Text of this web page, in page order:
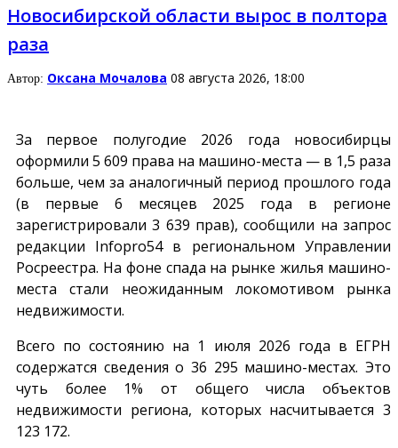
Новосибирской области вырос в полтора
раза
Автор: Оксана Мочалова 08 августа 2026, 18:00
За первое полугодие 2026 года новосибирцы
оформили 5 609 права на машино-места — в 1,5 раза
больше, чем за аналогичный период прошлого года
(в первые 6 месяцев 2025 года в регионе
зарегистрировали 3 639 прав), сообщили на запрос
редакции Infopro54в региональном Управлении
Росреестра. На фоне спада на рынке жилья машино-
места стали неожиданным локомотивом рынка
недвижимости.
Всего по состоянию на 1 июля 2026 года в ЕГРН
содержатся сведения о 36 295 машино-местах. Это
чуть более 1% от общего числа объектов
недвижимости региона, которых насчитывается 3
123 172.